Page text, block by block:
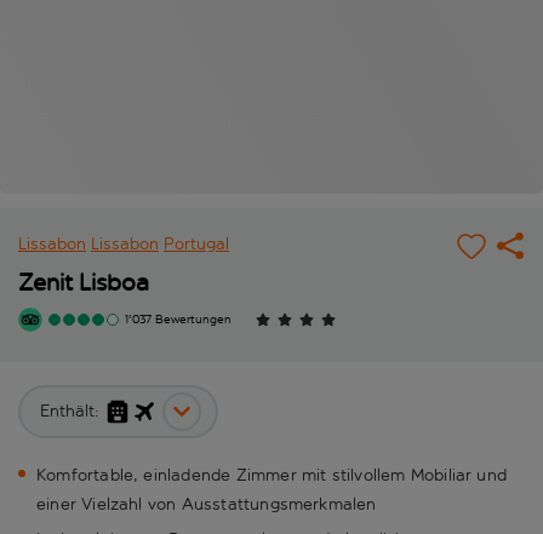
Lissabon Lissabon Portugal
Zenit Lisboa
1'037 Bewertungen
Enthält:
Komfortable, einladende Zimmer mit stilvollem Mobiliar und
einer Vielzahl von Ausstattungsmerkmalen